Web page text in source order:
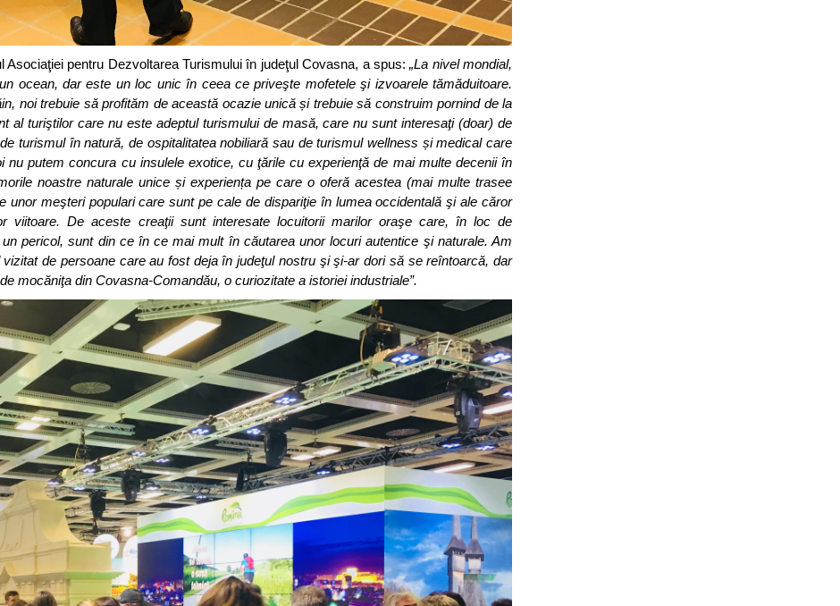
Asociaţiei pentru Dezvoltarea Turismului în judeţul Covasna, a spus:„La nivel mondial,
ocean, dar este un loc unic în ceea ce priveşte mofetele şi izvoarele tămăduitoare.
noi trebuie să profităm de această ocazie unică și trebuie să construim pornind de la
al turiştilor care nu este adeptul turismului de masă, care nu sunt interesaţi (doar) de
turismul în natură, de ospitalitatea nobiliară sau de turismul wellness și medical care
nu putem concura cu insulele exotice, cu ţările cu experienţă de mai multe decenii în
noastre naturale unice și experiența pe care o oferă acestea (mai multe trasee
meşteri populari care sunt pe cale de dispariţie în lumea occidentală şi ale căror
viitoare. De aceste creaţii sunt interesate locuitorii marilor oraşe care, în loc de
pericol, sunt din ce în ce mai mult în căutarea unor locuri autentice şi naturale. Am
de persoane care au fost deja în judeţul nostru şi şi-ar dori să se reîntoarcă, dar
mocăniţa din Covasna-Comandău, o curiozitate a istoriei industriale”.